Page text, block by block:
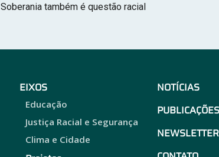
Soberania também é questão racial
EIXOS
Educação
Justiça Racial e Segurança
Clima e Cidade
NOTÍCIAS
PUBLICAÇÕES
NEWSLETTER